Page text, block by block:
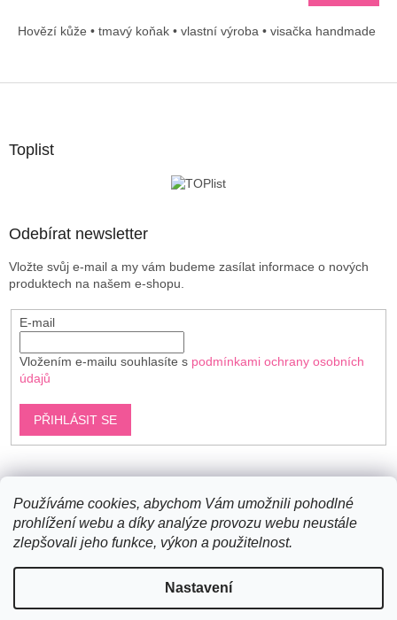
Používáme cookies, abychom Vám umožnili pohodlné
prohlížení webu a díky analýze provozu webu neustále
zlepšovali jeho funkce, výkon a použitelnost.
Nastavení
Hovězí kůže • tmavý koňak • vlastní výroba • visačka handmade
Toplist
Odebírat newsletter
Vložte svůj e-mail a my vám budeme zasílat informace o nových
produktech na našem e-shopu.
E-mail
Vložením e-mailu souhlasíte s podmínkami ochrany osobních
údajů
PŘIHLÁSIT SE